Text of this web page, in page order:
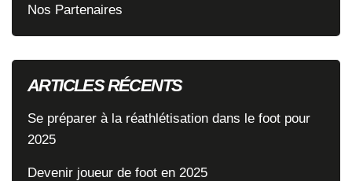
Nos Partenaires
ARTICLES RÉCENTS
Se préparer à la réathlétisation dans le foot pour
2025
Devenir joueur de foot en 2025